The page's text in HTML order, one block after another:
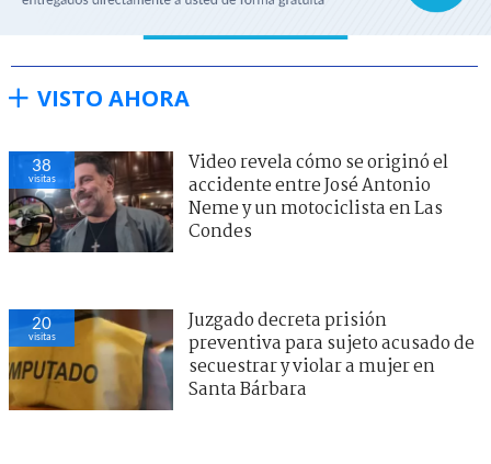
VISTO AHORA
38
visitas
Video revela cómo se originó el
accidente entre José Antonio
Neme y un motociclista en Las
Condes
20
visitas
Juzgado decreta prisión
preventiva para sujeto acusado de
secuestrar y violar a mujer en
Santa Bárbara